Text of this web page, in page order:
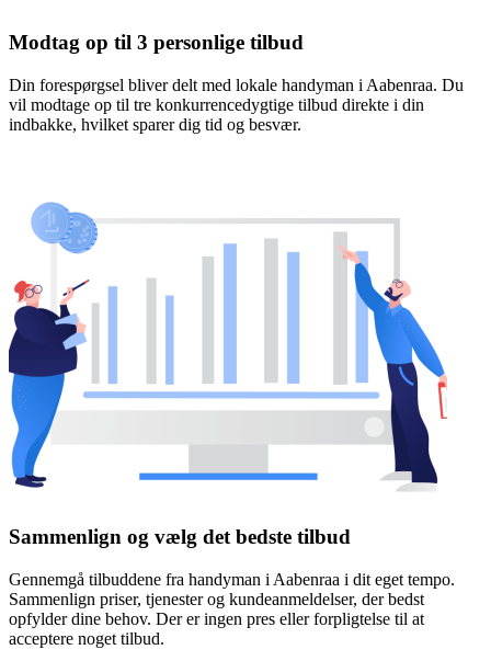
Modtag op til 3 personlige tilbud
Din forespørgsel bliver delt med lokale handyman i Aabenraa. Du
vil modtage op til tre konkurrencedygtige tilbud direkte i din
indbakke, hvilket sparer dig tid og besvær.
Sammenlign og vælg det bedste tilbud
Gennemgå tilbuddene fra handyman i Aabenraa i dit eget tempo.
Sammenlign priser, tjenester og kundeanmeldelser, der bedst
opfylder dine behov. Der er ingen pres eller forpligtelse til at
acceptere noget tilbud.